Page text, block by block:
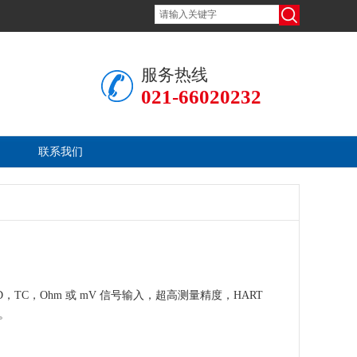
服务热线
021-66020232
联系我们
TC，Ohm 或 mV 信号输入，超高测量精度，HART